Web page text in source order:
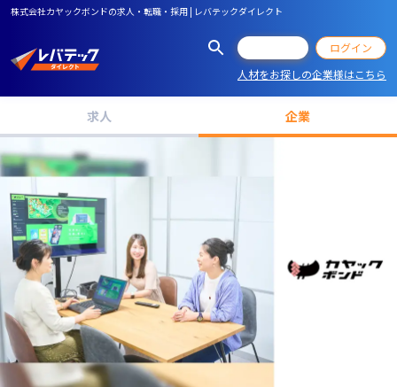
株式会社カヤックボンドの求人・転職・採用 | レバテックダイレクト
ログイン
人材をお探しの企業様はこちら
求人 企業